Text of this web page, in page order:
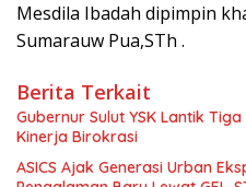
Mesdila ‎‎Ibadah dipimpin
Sumarauw Pua,STh ‎.
Berita Terkait
Gubernur Sulut YSK Lantik Tiga Pejabat Eselon II, Perkuat
Kinerja Birokrasi
ASICS Ajak Generasi Urban